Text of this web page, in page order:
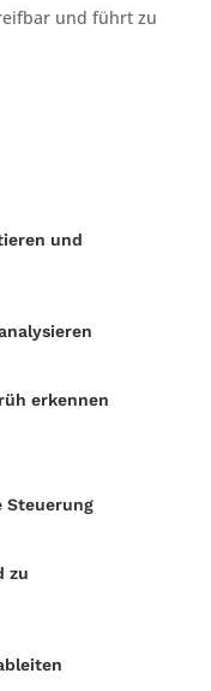
und führt zu
und
erkennen
Steuerung
zu